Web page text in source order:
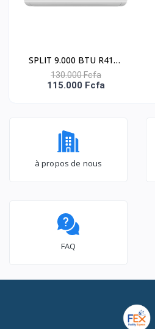
SPLIT 9.000 BTU R410A
- NAS-J09-N1
130.000 Fcfa
115.000 Fcfa
à propos de nous
FAQ